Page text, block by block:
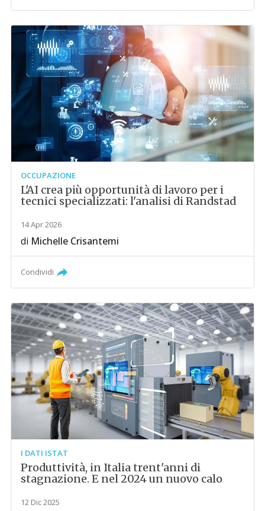
OCCUPAZIONE
L'AI crea più opportunità di lavoro per i
tecnici specializzati: l'analisi di Randstad
14 Apr 2026
di Michelle Crisantemi
Condividi
I DATI ISTAT
Produttività, in Italia trent'anni di
stagnazione. E nel 2024 un nuovo calo
12 Dic 2025